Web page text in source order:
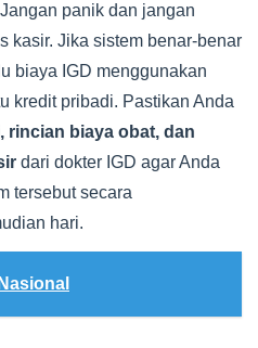
Jangan panik dan jangan
kasir. Jika sistem benar-benar
biaya IGD menggunakan
kredit pribadi. Pastikan Anda
rincian biaya obat, dan
dari dokter IGD agar Anda
tersebut secara
hari.